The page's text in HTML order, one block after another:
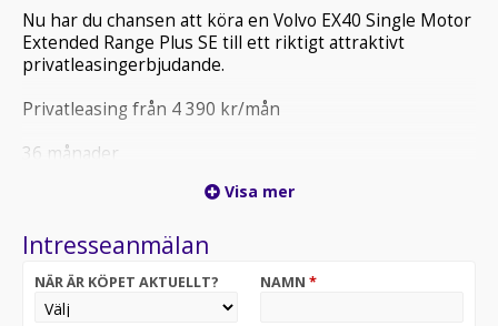
Nu har du chansen att köra en Volvo EX40 Single Motor
Extended Range Plus SE till ett riktigt attraktivt
privatleasingerbjudande.
Privatleasing från 4 390 kr/mån
36 månader
Metalliclack ingår
Serviceavtal ingår
Visa mer
Intresseanmälan
NÄR ÄR KÖPET AKTUELLT? NAMN *